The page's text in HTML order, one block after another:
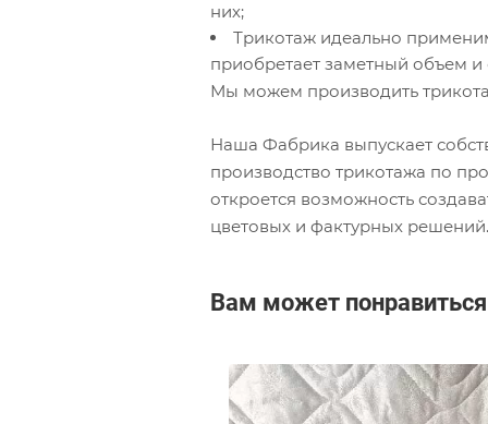
них;
Трикотаж идеально
приобретает заметный объем и
Мы можем производить
Наша Фабрика выпускает
производство трикотажа по
откроется возможность
цветовых и фактурных решений.
Вам может понравиться